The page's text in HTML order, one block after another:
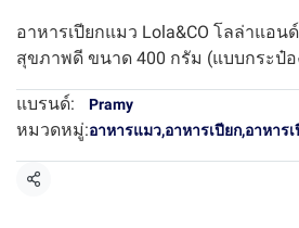
อาหารเปียกแมว Lola&CO โลล่าแอน
สุขภาพดี ขนาด 400 กรัม (แบบกระป๋อ
แบรนด์: Pramy
หมวดหมู่:อาหารแมว,อาหารเปียก,อาหาร
แชร์